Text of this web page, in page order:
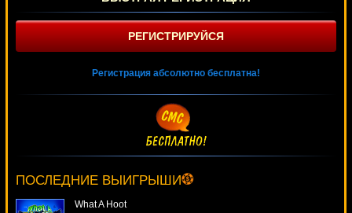
РЕГИСТРИРУЙСЯ
Регистрация абсолютно бесплатна!
ПОСЛЕДНИЕ ВЫИГРЫШИ
turen***
What A Hoot